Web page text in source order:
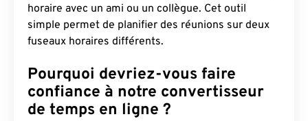
horaire avec un ami ou un collègue. Cet outil
simple permet de planifier des réunions sur deux
fuseaux horaires différents.
Pourquoi devriez-vous faire
confiance à notre convertisseur
de temps en ligne ?